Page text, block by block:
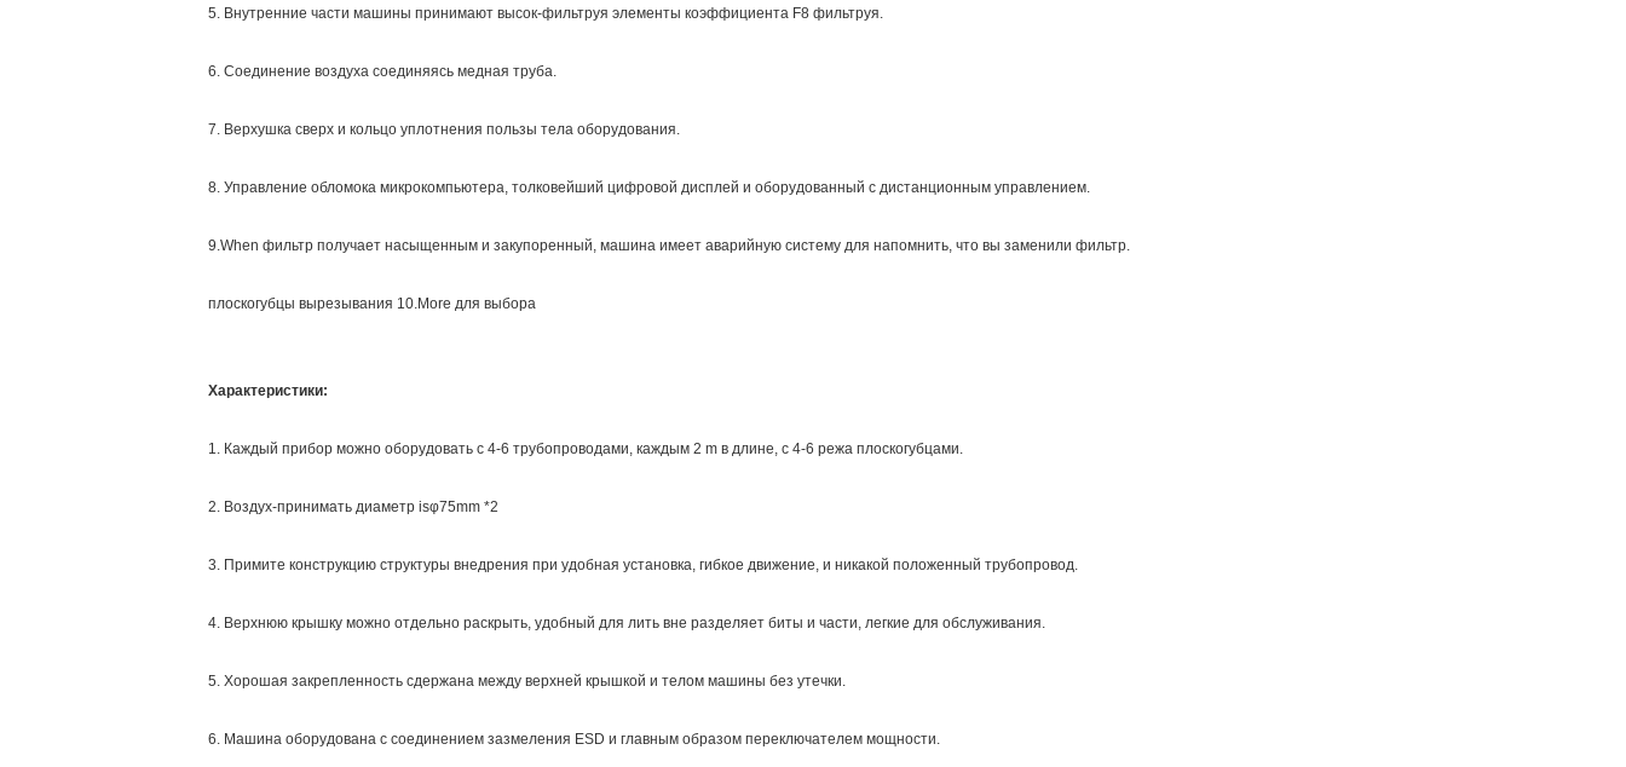
5. Внутренние части машины принимают высок-фильтруя элементы коэффициента F8 фильтруя.
6. Соединение воздуха соединяясь медная труба.
7. Верхушка сверх и кольцо уплотнения пользы тела оборудования.
8. Управление обломока микрокомпьютера, толковейший цифровой дисплей и оборудованный с дистанционным управлением.
9.When фильтр получает насыщенным и закупоренный, машина имеет аварийную систему для напомнить, что вы заменили фильтр.
плоскогубцы вырезывания 10.More для выбора
Характеристики:
1. Каждый прибор можно оборудовать с 4-6 трубопроводами, каждым 2 m в длине, с 4-6 режа плоскогубцами.
2. Воздух-принимать диаметр isφ75mm *2
3. Примите конструкцию структуры внедрения при удобная установка, гибкое движение, и никакой положенный трубопровод.
4. Верхнюю крышку можно отдельно раскрыть, удобный для лить вне разделяет биты и части, легкие для обслуживания.
5. Хорошая закрепленность сдержана между верхней крышкой и телом машины без утечки.
6. Машина оборудована с соединением зазмеления ESD и главным образом переключателем мощности.